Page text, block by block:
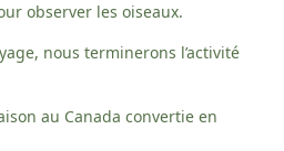
observer les oiseaux.
nous terminerons l’activité
au Canada convertie en